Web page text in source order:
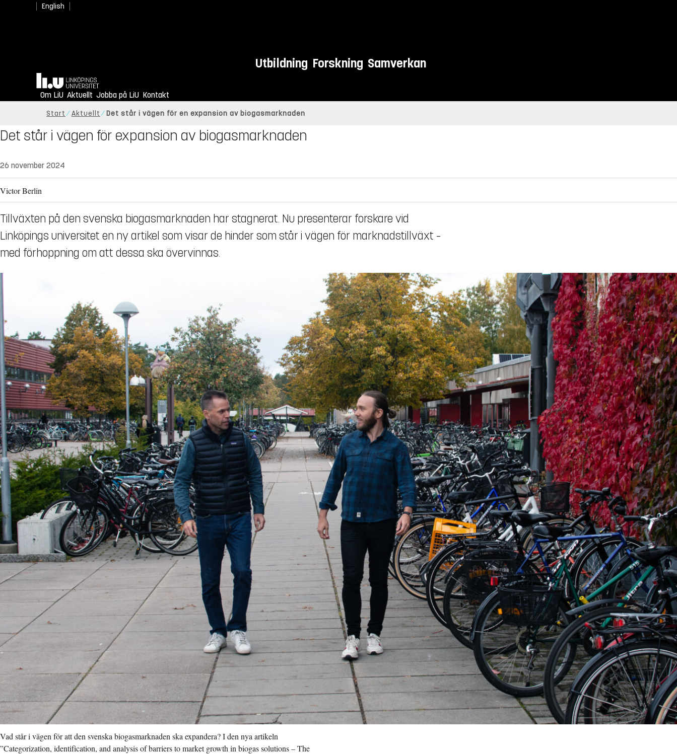
English
Utbildning Forskning Samverkan
Hem
Om LiU Aktuellt Jobba på LiU Kontakt
Start Aktuellt Det står i vägen för en expansion av biogasmarknaden
Det står i vägen för expansion av biogasmarknaden
26 november 2024
Victor Berlin
Tillväxten på den svenska biogasmarknaden har stagnerat. Nu presenterar forskare vid
Linköpings universitet en ny artikel som visar de hinder som står i vägen för marknadstillväxt –
med förhoppning om att dessa ska övervinnas.
Vad står i vägen för att den svenska biogasmarknaden ska expandera? I den nya artikeln
”Categorization, identification, and analysis of barriers to market growth in biogas solutions – The